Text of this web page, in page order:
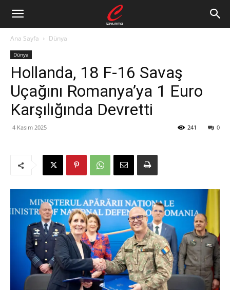
Ana Sayfa Dünya
Dünya
Hollanda, 18 F-16 Savaş
Uçağını Romanya’ya 1 Euro
Karşılığında Devretti
4 Kasım 2025 0
241